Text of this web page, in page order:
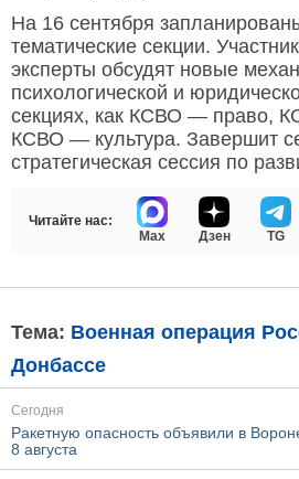
На 16 сентября
тематические секции.
эксперты обсудят новые
психологической и
секциях, как КСВО — право,
КСВО — культура. Завершит
стратегическая сессия по
Читайте нас:
Max
Дзен TG
Тема: Военная операция
Донбассе
Сегодня
Ракетную опасность объявили в
8 августа